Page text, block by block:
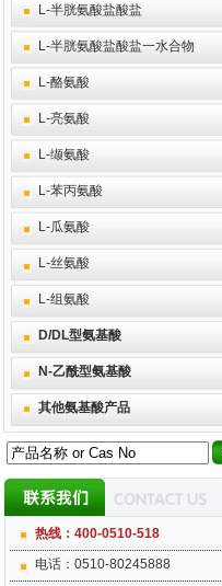
L-半胱氨酸盐酸盐
L-半胱氨酸盐酸盐一水合物
L-酪氨酸
L-亮氨酸
L-缬氨酸
L-苯丙氨酸
L-瓜氨酸
L-丝氨酸
L-组氨酸
D/DL型氨基酸
N-乙酰型氨基酸
其他氨基酸产品
热线：400-0510-518
电话：0510-80245888